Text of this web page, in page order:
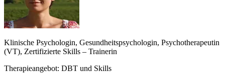
Klinische Psychologin, Gesundheitspsychologin, Psychotherapeutin
(VT), Zertifizierte Skills – Trainerin
Therapieangebot: DBT und Skills